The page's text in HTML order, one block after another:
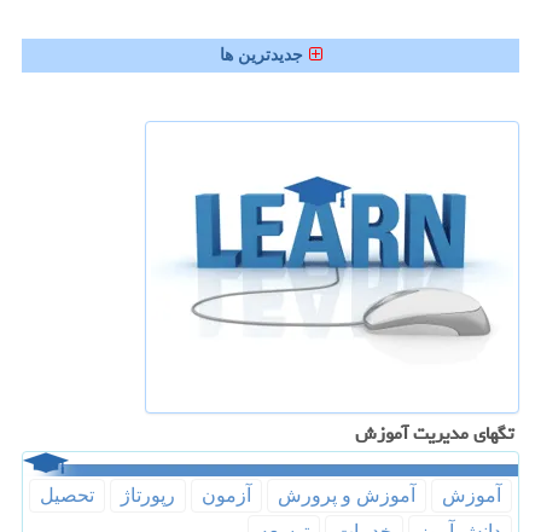
جدیدترین ها
تگهای مدیریت آموزش
آموزش آموزش و پرورش آزمون رپورتاژ
تحصیل